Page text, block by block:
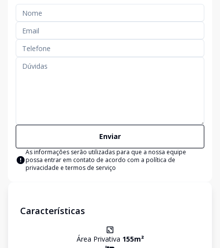
Enviar
As informações serão utilizadas para que a nossa equipe
possa entrar em contato de acordo com a política de
privacidade e termos de serviço
Características
Área Privativa 155m²